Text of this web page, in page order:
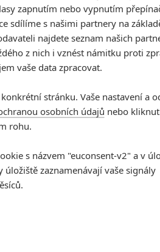
MGM
Děti
zapnutím nebo vypnutím
sdílíme s našimi partnery na
najdete seznam našich
z nich i vznést námitku proti
vaše data zpracovat.
stránku. Vaše nastavení a
osobních údajů nebo
rohu.
s názvem "euconsent-v2" a v
zaznamenávají vaše signály